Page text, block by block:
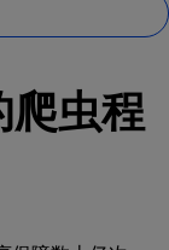
爬虫程